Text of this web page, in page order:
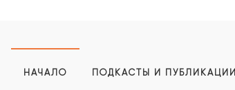
НАЧАЛО ПОДКАСТЫ И ПУБЛИКАЦИИ